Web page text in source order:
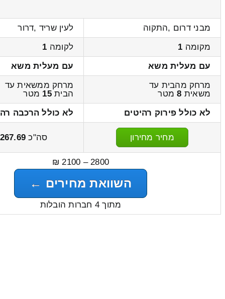
מבני דרום ,התקוה
לעין שריד ,דרור
מקומה 1 לקומה 1
עם מעלית משא
עם מעלית משא
מרחק מהבית עד
משאית 8מטר
מרחק ממשאית עד
הבית15 מטר
לא כולל פירוק רהיטים
לא כולל הרכבה
מחיר מחירון סה"כ
2800 – 2100 ₪
השוואת מחירים ←
מתוך 4 חברות הובלות